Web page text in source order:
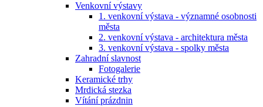
Venkovní výstavy
1. venkovní výstava - významné osobnosti
města
2. venkovní výstava - architektura města
3. venkovní výstava - spolky města
Zahradní slavnost
Fotogalerie
Keramické trhy
Mrdická stezka
Vítání prázdnin